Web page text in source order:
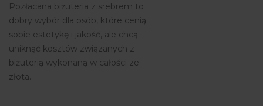
Pozłacana biżuteria z srebrem to
dobry wybór dla osób, które cenią
sobie estetykę i jakość, ale chcą
uniknąć kosztów związanych z
biżuterią wykonaną w całości ze
złota.